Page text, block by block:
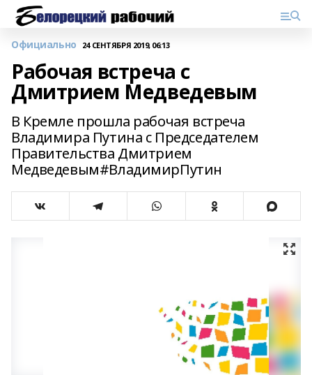
Официально 24 СЕНТЯБРЯ 2019, 06:13
Рабочая встреча с
Дмитрием Медведевым
В Кремле прошла рабочая встреча
Владимира Путина с Председателем
Правительства Дмитрием
Медведевым#ВладимирПутин